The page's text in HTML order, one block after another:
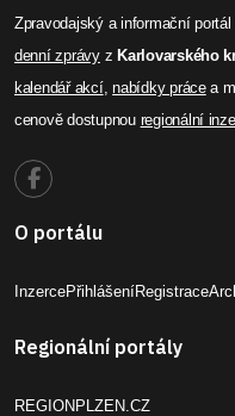
Zpravodajský a informační
denní zprávyzKarlovarského
kalendář akcí,nabídky prácea
cenově dostupnou regionální
O portálu
InzercePřihlášeníRegistrace
Regionální portály
REGIONPLZEN.CZ